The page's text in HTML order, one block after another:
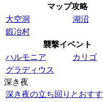
マップ攻略
大空洞
湖沼
鍛冶村
襲撃イベント
ハルモニア
カリゴ
グラディウス
深き夜
深き夜の立ち回りとおす